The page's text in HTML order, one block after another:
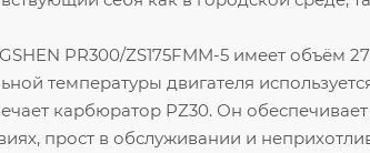
PR300/ZS175FMM-5 имеет объём
температуры двигателя
карбюратор PZ30. Он обеспечивает
прост в обслуживании и